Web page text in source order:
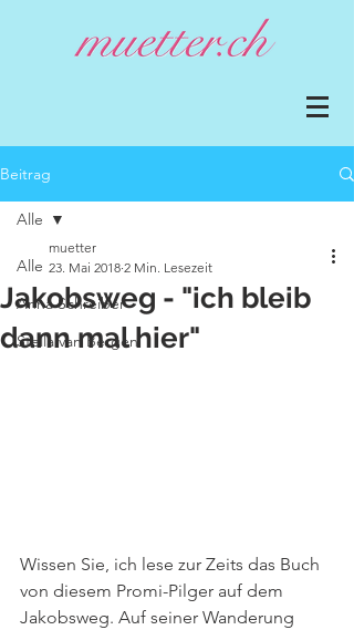
Beitrag
Alle
Anna Schreiber
Stella van Bergen
Alle
Jakobsweg - "ich bleib
dann mal hier"
muetter
23. Mai 2018 2 Min. Lesezeit
Wissen Sie, ich lese zur Zeits das Buch
von diesem Promi-Pilger auf dem
Jakobsweg. Auf seiner Wanderung